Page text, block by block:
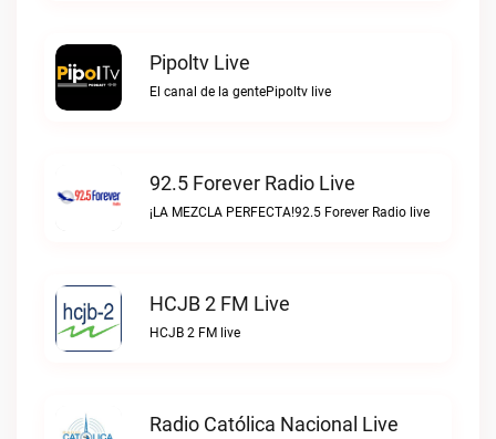
Pipoltv Live
El canal de la gentePipoltv live
92.5 Forever Radio Live
¡LA MEZCLA PERFECTA!92.5 Forever Radio live
HCJB 2 FM Live
HCJB 2 FM live
Radio Católica Nacional Live